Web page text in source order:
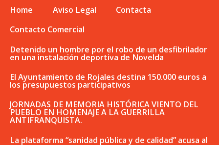
Home Aviso Legal
Contacta
Contacto Comercial
Detenido un hombre por el robo de un desfibrilador
en una instalación deportiva de Novelda
El Ayuntamiento de Rojales destina 150.000 euros a
los presupuestos participativos
JORNADAS DE MEMORIA HISTÓRICA VIENTO DEL
PUEBLO EN HOMENAJE A LA GUERRILLA
ANTIFRANQUISTA.
La plataforma “sanidad pública y de calidad” acusa al